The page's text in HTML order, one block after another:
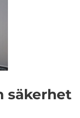
säkerhet